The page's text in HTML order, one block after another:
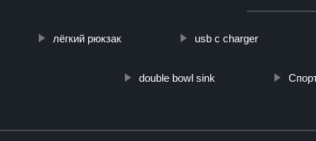
лёгкий рюкзак usb c charger
double bowl sink